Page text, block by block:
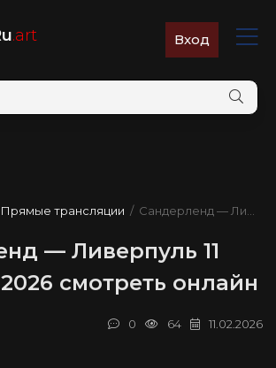
.art Вход
Прямые трансляции / Сандерленд — Ливерпуль
— Ливерпуль 11
смотреть онлайн
11.02.2026
64
0